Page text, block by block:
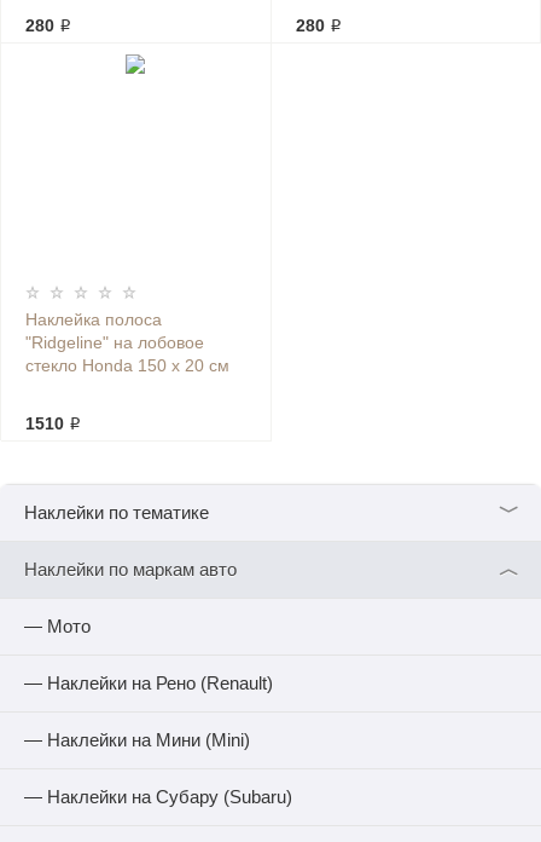
280 ₽ 280 ₽
Наклейка полоса
"Ridgeline" на лобовое
стекло Honda 150 х 20 см
1510 ₽
Наклейки по тематике ﹀
Наклейки по маркам авто ︿
— Мото
— Наклейки на Рено (Renault)
— Наклейки на Мини (Mini)
— Наклейки на Субару (Subaru)